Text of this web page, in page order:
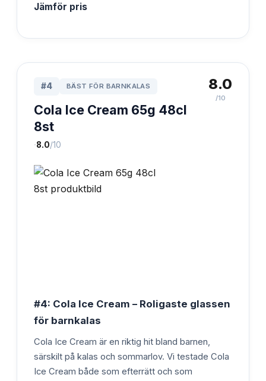
Jämför pris
#4 BÄST FÖR BARNKALAS
Cola Ice Cream 65g 48cl
8st
·8.0/10
8.0
/10
#4: Cola Ice Cream – Roligaste glassen
för barnkalas
Cola Ice Cream är en riktig hit bland barnen,
särskilt på kalas och sommarlov. Vi testade Cola
Ice Cream både som efterrätt och som